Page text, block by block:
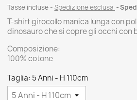
Tasse incluse Spedizione esclusa
T-shirt girocollo manica lunga con
dinosauro che si copre gli occhi con
Composizione:
100% cotone
Taglia: 5 Anni - H 110cm